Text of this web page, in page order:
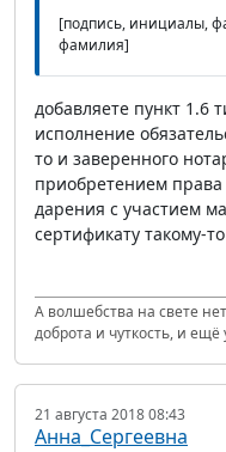
[подпись, инициалы,
фамилия]
добавляете пункт 1.6
исполнение
то и заверенного
приобретением
дарения с участием
сертификату такому-
А волшебства на свете
доброта и чуткость, и
21 августа 2018 08:43
Анна_Сергеевна